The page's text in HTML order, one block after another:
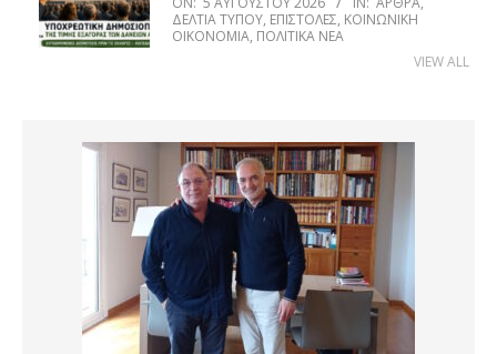
ΔΕΛΤΊΑ ΤΎΠΟΥ, ΕΠΙΣΤΟΛΈΣ, ΚΟΙΝΩΝΙΚΉ
ΟΙΚΟΝΟΜΊΑ, ΠΟΛΙΤΙΚΆ ΝΈΑ
VIEW ALL